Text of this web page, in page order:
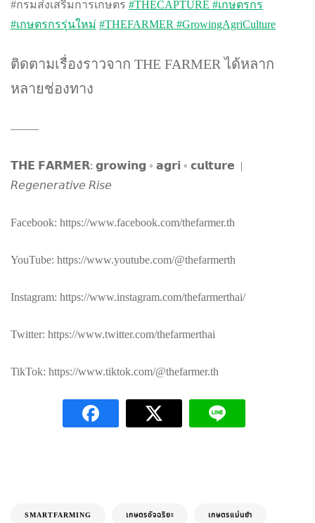
#กรมส่งเสริมการเกษตร #THECAPTURE #เกษตรกร
#เกษตรกรรุ่นใหม่ #THEFARMER #GrowingAgriCulture
ติดตามเรื่องราวจาก THE FARMER ได้หลาก
หลายช่องทาง
——–
𝗧𝗛𝗘 𝗙𝗔𝗥𝗠𝗘𝗥: 𝗴𝗿𝗼𝘄𝗶𝗻𝗴 ◦ 𝗮𝗴𝗿𝗶 ◦ 𝗰𝘂𝗹𝘁𝘂𝗿𝗲 |
𝘙𝘦𝘨𝘦𝘯𝘦𝘳𝘢𝘵𝘪𝘷𝘦 𝘙𝘪𝘴𝘦
Facebook: https://www.facebook.com/thefarmer.th
YouTube: https://www.youtube.com/@thefarmerth
Instagram: https://www.instagram.com/thefarmerthai/
Twitter: https://www.twitter.com/thefarmerthai
TikTok: https://www.tiktok.com/@thefarmer.th
SMARTFARMING เกษตรอัจฉริยะ เกษตรแม่นยำ